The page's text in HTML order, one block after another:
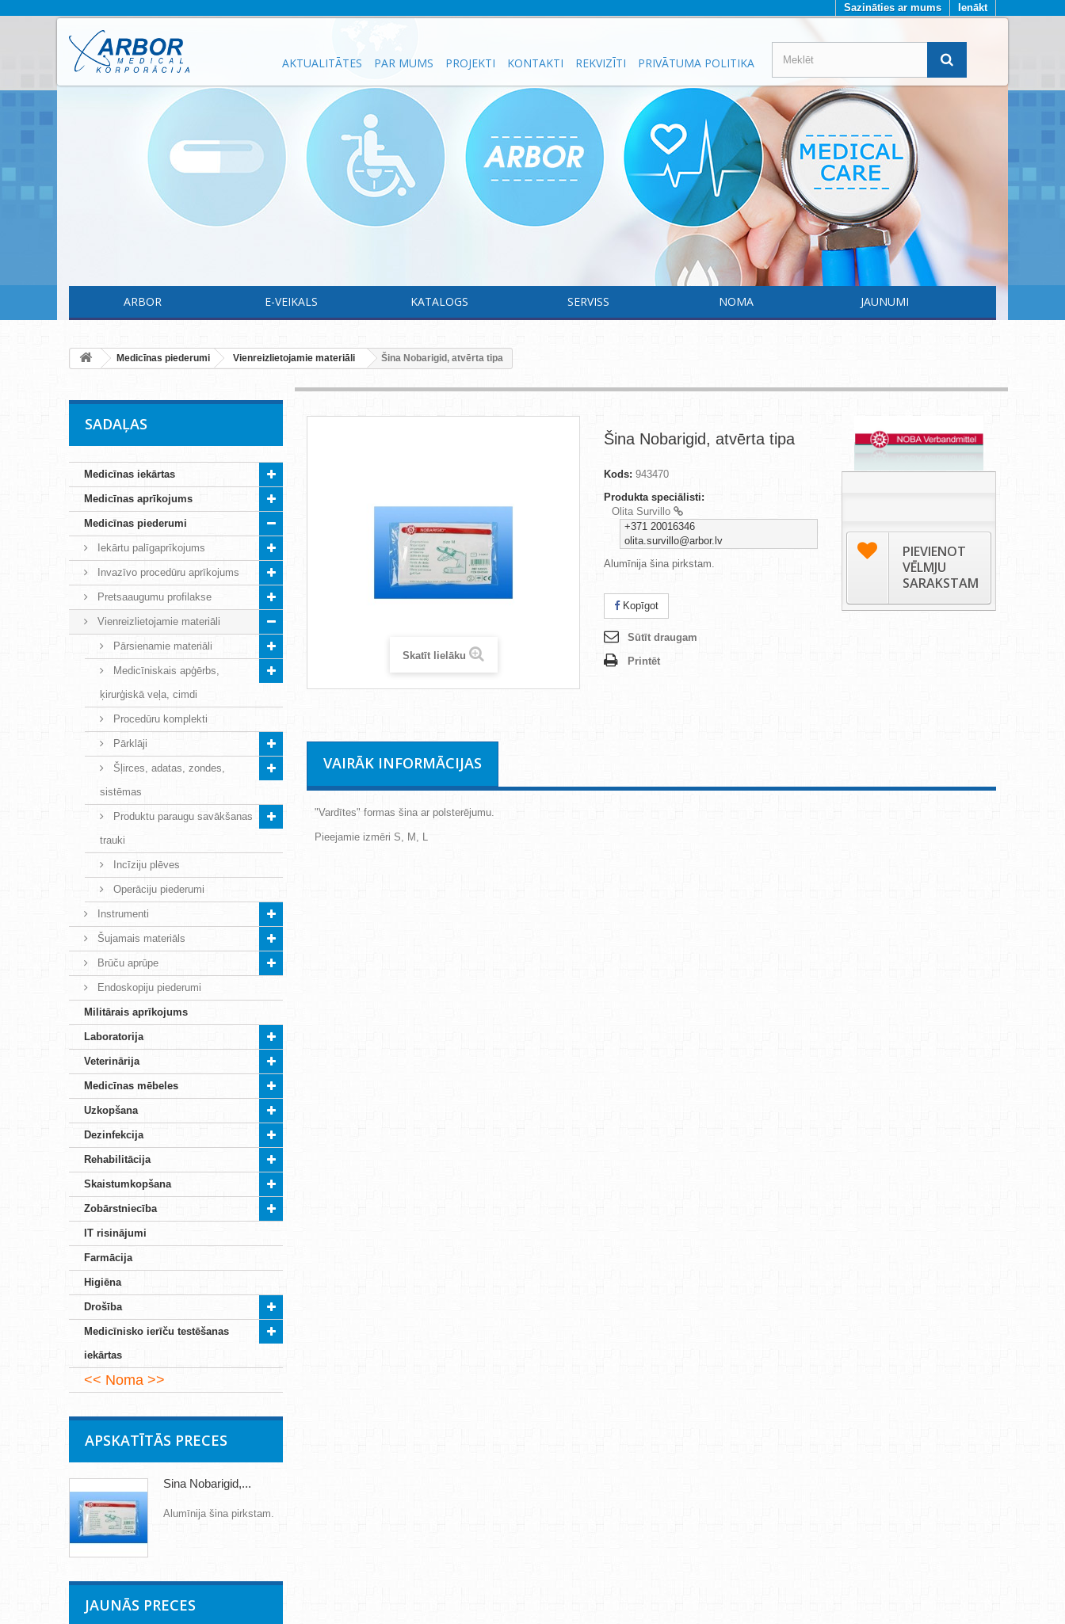
Ienākt
Sazināties ar mums
AKTUALITĀTES PAR MUMS PROJEKTI KONTAKTI REKVIZĪTI PRIVĀTUMA POLITIKA
ARBOR E-VEIKALS KATALOGS SERVISS NOMA JAUNUMI
Medicīnas piederumi Vienreizlietojamie materiāli Šina Nobarigid, atvērta tipa
SADAĻAS
Medicīnas iekārtas
Medicīnas aprīkojums
Medicīnas piederumi
Iekārtu palīgaprīkojums
Invazīvo procedūru aprīkojums
Pretsaaugumu profilakse
Vienreizlietojamie materiāli
Pārsienamie materiāli
Medicīniskais apģērbs,
ķirurģiskā veļa, cimdi
Procedūru komplekti
Pārklāji
Šļirces, adatas, zondes,
sistēmas
Produktu paraugu savākšanas
trauki
Incīziju plēves
Operāciju piederumi
Instrumenti
Šujamais materiāls
Brūču aprūpe
Endoskopiju piederumi
Militārais aprīkojums
Laboratorija
Veterinārija
Medicīnas mēbeles
Uzkopšana
Dezinfekcija
Rehabilitācija
Skaistumkopšana
Zobārstniecība
IT risinājumi
Farmācija
Higiēna
Drošība
Medicīnisko ierīču testēšanas
iekārtas
Noma
APSKATĪTĀS PRECES
Šina Nobarigid,...
Alumīnija šina pirkstam.
JAUNĀS PRECES
Skatīt lielāku
Šina Nobarigid, atvērta tipa
Kods: 943470
Produkta speciālisti:
Olita Survillo
+371 20016346
olita.survillo@arbor.lv
Alumīnija šina pirkstam.
Kopīgot
Sūtīt draugam
Printēt
PIEVIENOT
VĒLMJU
SARAKSTAM
VAIRĀK INFORMĀCIJAS
"Vardītes" formas šina ar polsterējumu.
Pieejamie izmēri S, M, L